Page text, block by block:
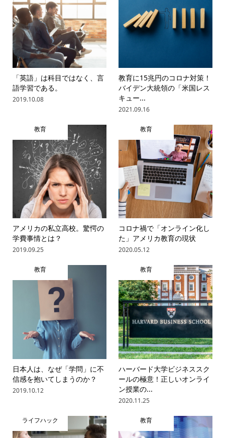
「英語」は科目ではなく、言
語学習である。
2019.10.08
教育に15兆円のコロナ対策！
バイデン大統領の「米国レス
キュー...
2021.09.16
教育
アメリカの私立高校。驚愕の
学費事情とは？
2019.09.25
教育
コロナ禍で「オンライン化し
た」アメリカ教育の現状
2020.05.12
教育
日本人は、なぜ「学問」に不
信感を抱いてしまうのか？
2019.10.12
教育
ハーバード大学ビジネススク
ールの極意！正しいオンライ
ン授業の...
2020.11.25
ライフハック 教育